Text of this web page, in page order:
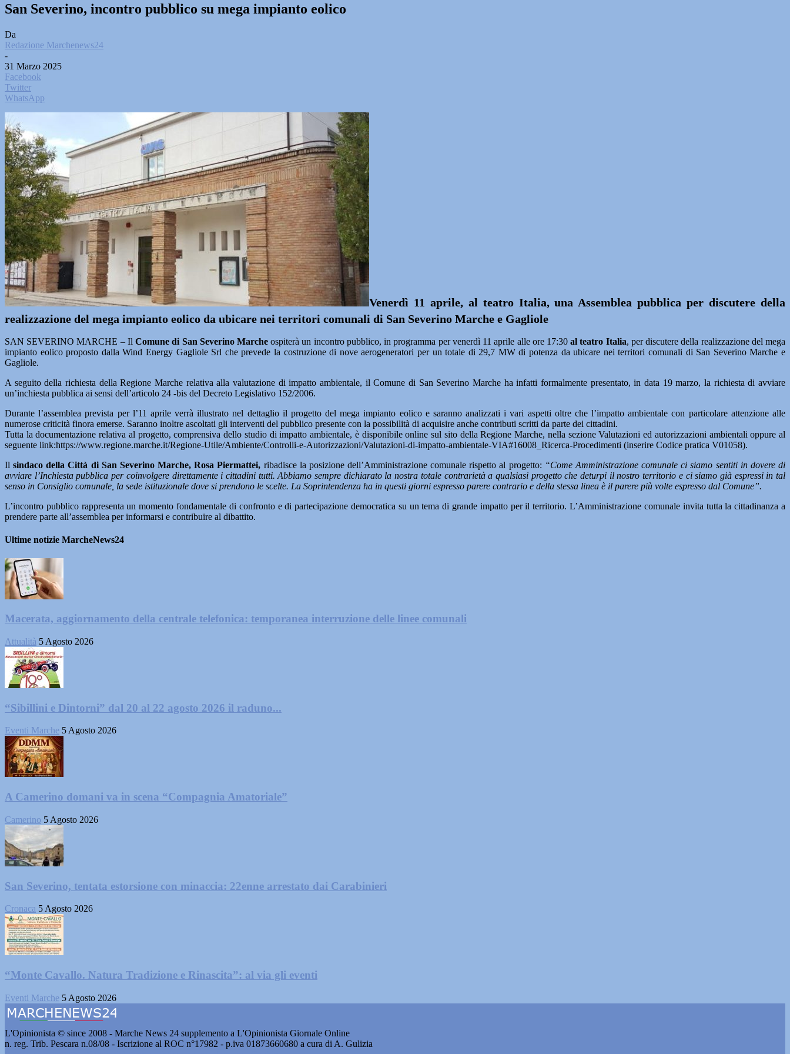
San Severino, incontro pubblico su mega impianto eolico
Da
Redazione Marchenews24
-
31 Marzo 2025
Facebook
Twitter
WhatsApp
Venerdì 11 aprile, al teatro Italia, una Assemblea pubblica per discutere della
realizzazione del mega impianto eolico da ubicare nei territori comunali di San Severino Marche e Gagliole
SAN SEVERINO MARCHE – IlComune di San Severino Marche ospiterà un incontro pubblico, in programma per venerdì 11 aprile alle ore 17:30al teatro Italia, per discutere della realizzazione del mega
impianto eolico proposto dalla Wind Energy Gagliole Srl che prevede la costruzione di nove aerogeneratori per un totale di 29,7 MW di potenza da ubicare nei territori comunali di San Severino Marche e
Gagliole.
A seguito della richiesta della Regione Marche relativa alla valutazione di impatto ambientale, il Comune di San Severino Marche ha infatti formalmente presentato, in data 19 marzo, la richiesta di avviare
un’inchiesta pubblica ai sensi dell’articolo 24 -bis del Decreto Legislativo 152/2006.
Durante l’assemblea prevista per l’11 aprile verrà illustrato nel dettaglio il progetto del mega impianto eolico e saranno analizzati i vari aspetti oltre che l’impatto ambientale con particolare attenzione alle
numerose criticità finora emerse. Saranno inoltre ascoltati gli interventi del pubblico presente con la possibilità di acquisire anche contributi scritti da parte dei cittadini.
Tutta la documentazione relativa al progetto, comprensiva dello studio di impatto ambientale, è disponibile online sul sito della Regione Marche, nella sezione Valutazioni ed autorizzazioni ambientali oppure al
seguente link:https://www.regione.marche.it/Regione-Utile/Ambiente/Controlli-e-Autorizzazioni/Valutazioni-di-impatto-ambientale-VIA#16008_Ricerca-Procedimenti (inserire Codice pratica V01058).
Ilsindaco della Città di San Severino Marche, Rosa Piermattei, ribadisce la posizione dell’Amministrazione comunale rispetto al progetto: “Come Amministrazione comunale ci siamo sentiti in dovere di
avviare l’Inchiesta pubblica per coinvolgere direttamente i cittadini tutti. Abbiamo sempre dichiarato la nostra totale contrarietà a qualsiasi progetto che deturpi il nostro territorio e ci siamo già espressi in tal
senso in Consiglio comunale, la sede istituzionale dove si prendono le scelte. La Soprintendenza ha in questi giorni espresso parere contrario e della stessa linea è il parere più volte espresso dal Comune”.
L’incontro pubblico rappresenta un momento fondamentale di confronto e di partecipazione democratica su un tema di grande impatto per il territorio. L’Amministrazione comunale invita tutta la cittadinanza a
prendere parte all’assemblea per informarsi e contribuire al dibattito.
Ultime notizie MarcheNews24
Macerata, aggiornamento della centrale telefonica: temporanea interruzione delle linee comunali
Attualità 5 Agosto 2026
“Sibillini e Dintorni” dal 20 al 22 agosto 2026 il raduno...
Eventi Marche 5 Agosto 2026
A Camerino domani va in scena “Compagnia Amatoriale”
Camerino 5 Agosto 2026
San Severino, tentata estorsione con minaccia: 22enne arrestato dai Carabinieri
Cronaca 5 Agosto 2026
“Monte Cavallo. Natura Tradizione e Rinascita”: al via gli eventi
Eventi Marche 5 Agosto 2026
L'Opinionista © since 2008 - Marche News 24 supplemento a L'Opinionista Giornale Online
n. reg. Trib. Pescara n.08/08 - Iscrizione al ROC n°17982 - p.iva 01873660680 a cura di A. Gulizia